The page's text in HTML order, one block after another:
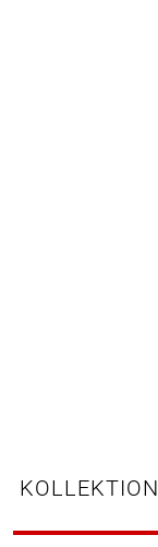
KOLLEKTION